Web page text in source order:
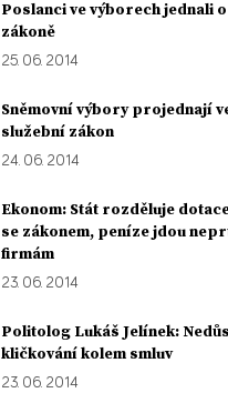
Poslanci ve výborech jednali
zákoně
25. 06. 2014
Sněmovní výbory projednají
služební zákon
24. 06. 2014
Ekonom: Stát rozděluje
se zákonem, peníze jdou
firmám
23. 06. 2014
Politolog Lukáš Jelínek:
kličkování kolem smluv
23. 06. 2014